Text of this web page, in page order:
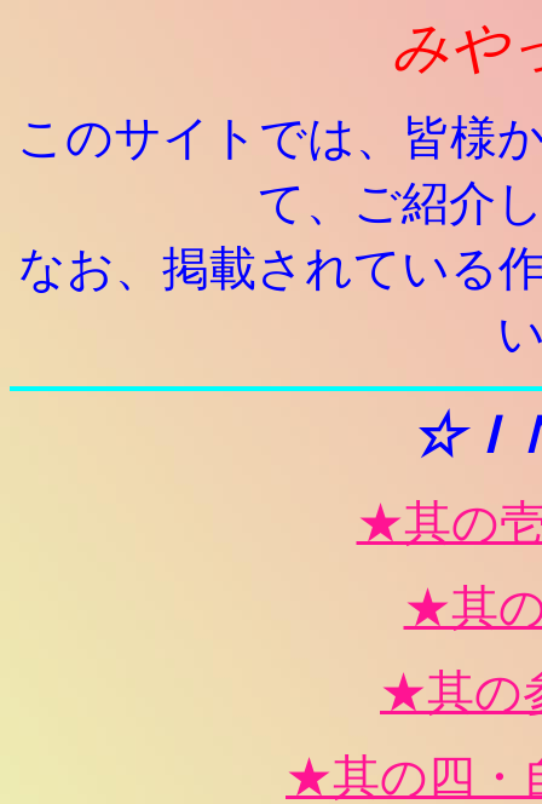
みや
このサイトでは、皆様
て、ご紹介
なお、掲載されている
☆Ｉ
★其の
★其
★其の
★其の四・